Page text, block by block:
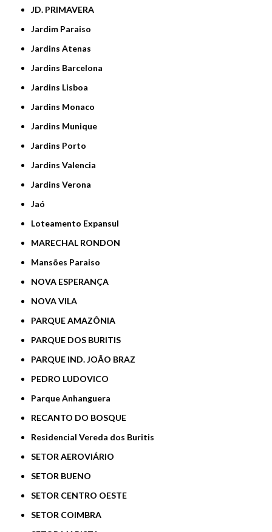
JD. PRIMAVERA
Jardim Paraiso
Jardins Atenas
Jardins Barcelona
Jardins Lisboa
Jardins Monaco
Jardins Munique
Jardins Porto
Jardins Valencia
Jardins Verona
Jaó
Loteamento Expansul
MARECHAL RONDON
Mansões Paraiso
NOVA ESPERANÇA
NOVA VILA
PARQUE AMAZÔNIA
PARQUE DOS BURITIS
PARQUE IND. JOÃO BRAZ
PEDRO LUDOVICO
Parque Anhanguera
RECANTO DO BOSQUE
Residencial Vereda dos Buritis
SETOR AEROVIÁRIO
SETOR BUENO
SETOR CENTRO OESTE
SETOR COIMBRA